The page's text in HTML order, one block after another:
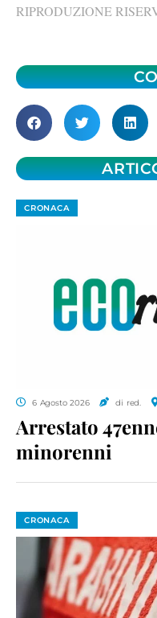
RIPRODUZIONE
CRONACA
6 Agosto 2026 di red.
Arrestato
minorenni
CRONACA